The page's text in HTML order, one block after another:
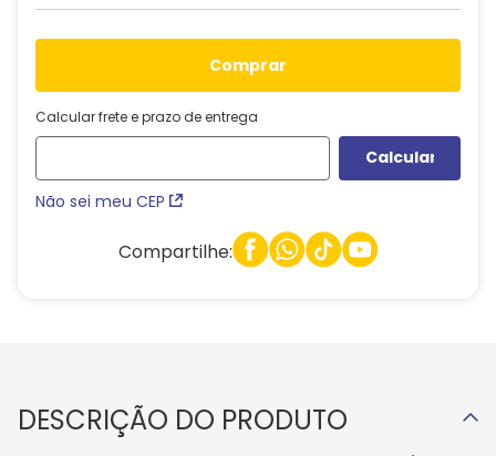
comprar
Calcular frete e prazo de entrega
Não sei meu CEP
Compartilhe:
DESCRIÇÃO DO PRODUTO